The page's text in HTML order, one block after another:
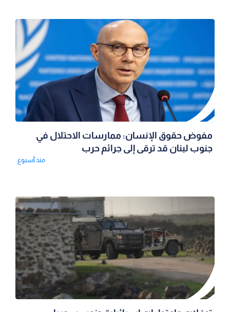
مفوض حقوق الإنسان: ممارسات الاحتلال في
جنوب لبنان قد ترقى إلى جرائم حرب
منذ أسبوع